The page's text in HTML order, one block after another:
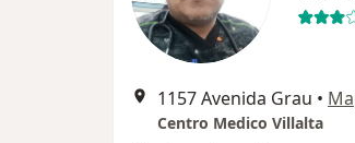
1157 Avenida Grau •
Centro Medico Villalta